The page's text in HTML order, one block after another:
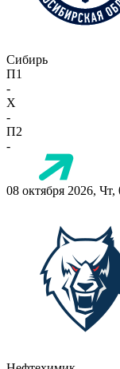
Сибирь
П1
-
X
-
П2
-
08 октября 2026, Чт,